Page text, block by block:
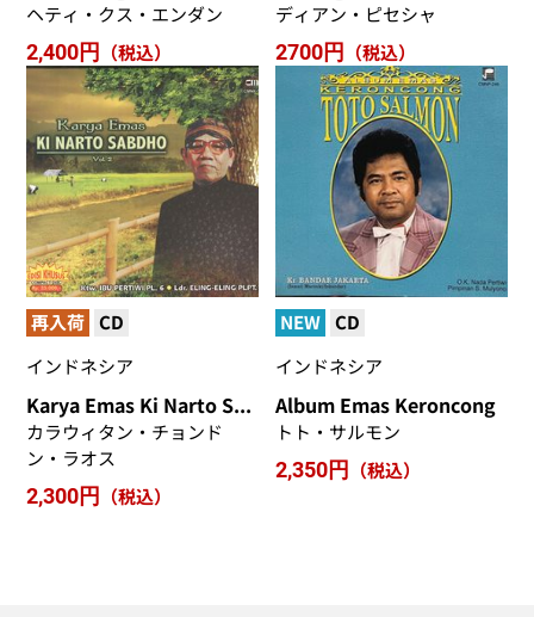
ヘティ・クス・エンダン
2,400円 （税込）
ディアン・ピセシャ
2700円 （税込）
再入荷 CD
インドネシア
Karya Emas Ki Narto Sabdho
カラウィタン・チョンド
ン・ラオス
2,300円
（税込）
NEW CD
インドネシア
Album Emas Keroncong
トト・サルモン
2,350円
（税込）